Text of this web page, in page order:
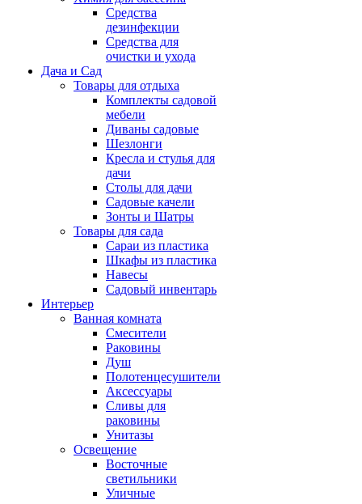
Средства
дезинфекции
Средства для
очистки и ухода
Дача и Сад
Товары для отдыха
Комплекты садовой
мебели
Диваны садовые
Шезлонги
Кресла и стулья для
дачи
Столы для дачи
Садовые качели
Зонты и Шатры
Товары для сада
Сараи из пластика
Шкафы из пластика
Навесы
Садовый инвентарь
Интерьер
Ванная комната
Смесители
Раковины
Душ
Полотенцесушители
Аксессуары
Сливы для
раковины
Унитазы
Освещение
Восточные
светильники
Уличные